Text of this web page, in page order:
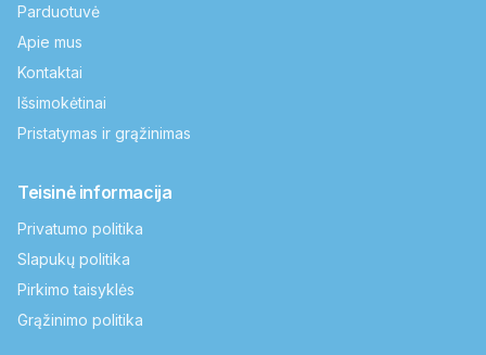
Parduotuvė
Apie mus
Kontaktai
Išsimokėtinai
Pristatymas ir grąžinimas
Teisinė informacija
Privatumo politika
Slapukų politika
Pirkimo taisyklės
Grąžinimo politika